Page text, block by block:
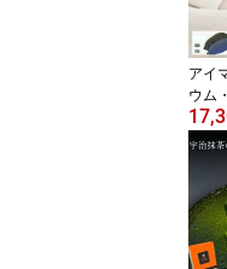
さい
せ お
フリ
返し
アイ
ウム
マリ